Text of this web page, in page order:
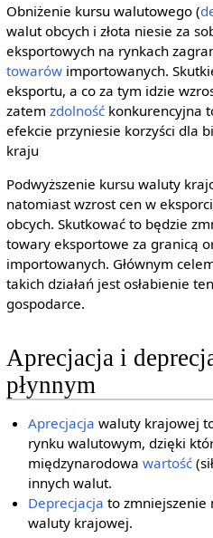
Obniżenie kursu walutowego (
walut obcych i złota niesie za
eksportowych na rynkach
towarówimportowanych.
eksportu, a co za tym idzie
zatem zdolnośćkonkurencyjna
efekcie przyniesie korzyści dla
kraju
Podwyższenie kursu waluty
natomiast wzrost cen w
obcych. Skutkować to będzie
towary eksportowe za granicą
importowanych. Głównym
takich działań jest osłabienie
gospodarce.
Aprecjacja i
płynnym
Aprecjacja waluty krajowej
rynku walutowym, dzięki
międzynarodowawartość
innych walut.
Deprecjacja to zmniejszenie
waluty krajowej.